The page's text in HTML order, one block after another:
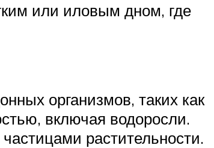
или иловым дном, где
организмов, таких как
включая водоросли.
растительности.